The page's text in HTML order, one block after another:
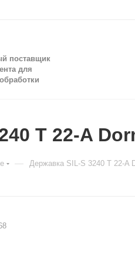
поставщик
для
T 22-A
— Державка SIL-S 3240 T 22-A